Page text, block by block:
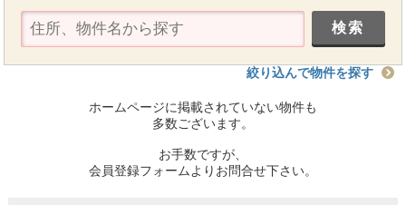
絞り込んで物件を探す
ホームページに掲載されていない物件も
多数ございます。
お手数ですが、
会員登録フォームよりお問合せ下さい。